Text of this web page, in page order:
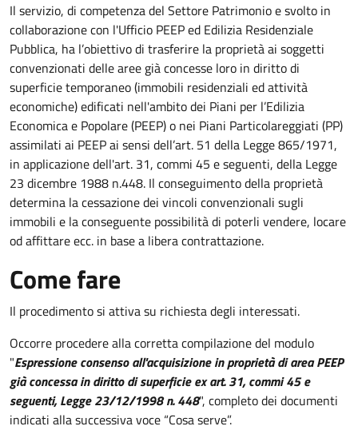
Il servizio, di competenza del Settore Patrimonio e svolto in
collaborazione con l'Ufficio PEEP ed Edilizia Residenziale
Pubblica, ha l’obiettivo di trasferire la proprietà ai soggetti
convenzionati delle aree già concesse loro in diritto di
superficie temporaneo (immobili residenziali ed attività
economiche) edificati nell'ambito dei Piani per l’Edilizia
Economica e Popolare (PEEP) o nei Piani Particolareggiati (PP)
assimilati ai PEEP ai sensi dell’art. 51 della Legge 865/1971,
in applicazione dell'art. 31, commi 45 e seguenti, della Legge
23 dicembre 1988 n.448. Il conseguimento della proprietà
determina la cessazione dei vincoli convenzionali sugli
immobili e la conseguente possibilità di poterli vendere, locare
od affittare ecc. in base a libera contrattazione.
Come fare
Il procedimento si attiva su richiesta degli interessati.
Occorre procedere alla corretta compilazione del modulo
"Espressione consenso all'acquisizione in proprietà di area PEEP
già concessa in diritto di superficie ex art. 31, commi 45 e
seguenti, Legge 23/12/1998 n. 448", completo dei documenti
indicati alla successiva voce “Cosa serve”.